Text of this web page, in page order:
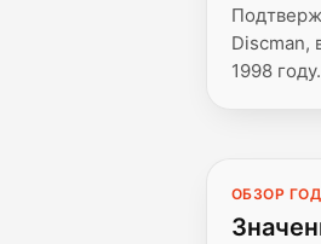
Discman,
1998 году.
ОБЗОР